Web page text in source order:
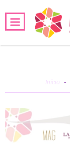
Início -